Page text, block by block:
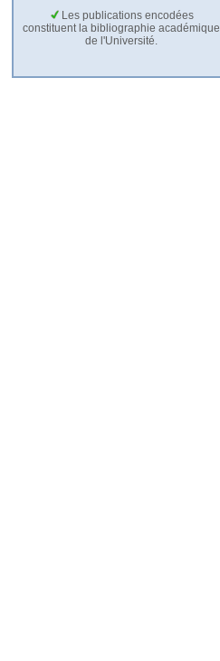
Les publications encodées
constituent la bibliographie académique
de l'Université.